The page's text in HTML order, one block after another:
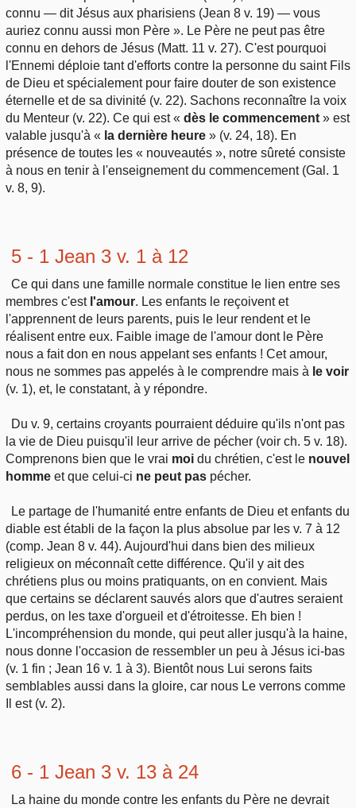
connu — dit Jésus aux pharisiens (Jean 8 v. 19) — vous
auriez connu aussi mon Père ». Le Père ne peut pas être
connu en dehors de Jésus (Matt. 11 v. 27). C'est pourquoi
l'Ennemi déploie tant d'efforts contre la personne du saint Fils
de Dieu et spécialement pour faire douter de son existence
éternelle et de sa divinité (v. 22). Sachons reconnaître la voix
du Menteur (v. 22). Ce qui est « dès le commencement » est
valable jusqu'à « la dernière heure » (v. 24, 18). En
présence de toutes les « nouveautés », notre sûreté consiste
à nous en tenir à l'enseignement du commencement (Gal. 1
v. 8, 9).
5 - 1 Jean 3 v. 1 à 12
Ce qui dans une famille normale constitue le lien entre ses
membres c'est l'amour. Les enfants le reçoivent et
l'apprennent de leurs parents, puis le leur rendent et le
réalisent entre eux. Faible image de l'amour dont le Père
nous a fait don en nous appelant ses enfants ! Cet amour,
nous ne sommes pas appelés à le comprendre mais à le voir
(v. 1), et, le constatant, à y répondre.
Du v. 9, certains croyants pourraient déduire qu'ils n'ont pas
la vie de Dieu puisqu'il leur arrive de pécher (voir ch. 5 v. 18).
Comprenons bien que le vrai moi du chrétien, c'est le nouvel
homme et que celui-ci ne peut pas pécher.
Le partage de l'humanité entre enfants de Dieu et enfants du
diable est établi de la façon la plus absolue par les v. 7 à 12
(comp. Jean 8 v. 44). Aujourd'hui dans bien des milieux
religieux on méconnaît cette différence. Qu'il y ait des
chrétiens plus ou moins pratiquants, on en convient. Mais
que certains se déclarent sauvés alors que d'autres seraient
perdus, on les taxe d'orgueil et d'étroitesse. Eh bien !
L'incompréhension du monde, qui peut aller jusqu'à la haine,
nous donne l'occasion de ressembler un peu à Jésus ici-bas
(v. 1 fin ; Jean 16 v. 1 à 3). Bientôt nous Lui serons faits
semblables aussi dans la gloire, car nous Le verrons comme
Il est (v. 2).
6 - 1 Jean 3 v. 13 à 24
La haine du monde contre les enfants du Père ne devrait